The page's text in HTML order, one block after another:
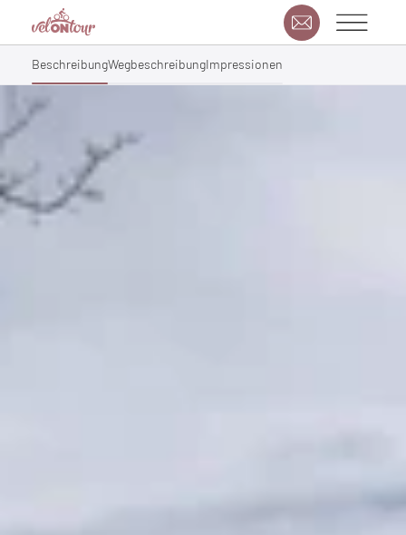
BeschreibungWegbeschreibungImpressionen